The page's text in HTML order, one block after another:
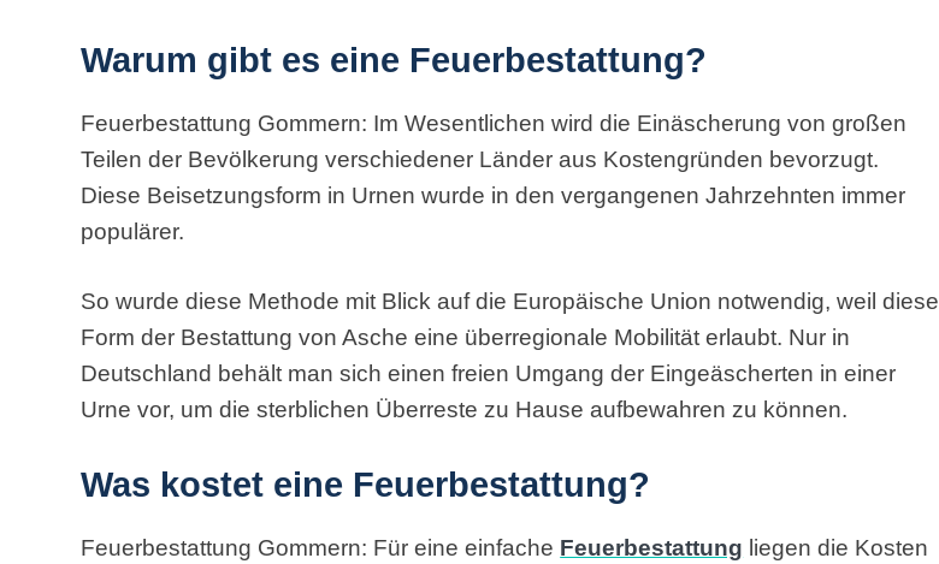
Warum gibt es eine Feuerbestattung?
Feuerbestattung Gommern: Im Wesentlichen wird die Einäscherung von großen
Teilen der Bevölkerung verschiedener Länder aus Kostengründen bevorzugt.
Diese Beisetzungsform in Urnen wurde in den vergangenen Jahrzehnten immer
populärer.
So wurde diese Methode mit Blick auf die Europäische Union notwendig, weil diese
Form der Bestattung von Asche eine überregionale Mobilität erlaubt. Nur in
Deutschland behält man sich einen freien Umgang der Eingeäscherten in einer
Urne vor, um die sterblichen Überreste zu Hause aufbewahren zu können.
Was kostet eine Feuerbestattung?
Feuerbestattung Gommern: Für eine einfache Feuerbestattung liegen die Kosten